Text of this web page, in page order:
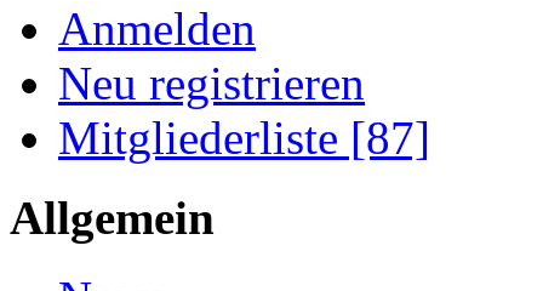
Anmelden
Neu registrieren
Mitgliederliste [87]
Allgemein